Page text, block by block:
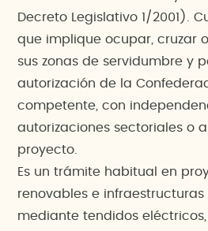
Decreto Legislativo 1/2001).
que implique ocupar, cruzar
sus zonas de servidumbre y
autorización de la
competente, con
autorizaciones sectoriales o
proyecto.
Es un trámite habitual en
renovables e
mediante tendidos